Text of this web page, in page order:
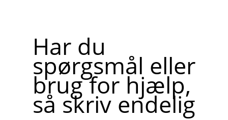
Har du
spørgsmål eller
brug for hjælp,
så skriv endelig